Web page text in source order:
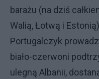
barażu (na dziś
Walią, Łotwą i
Portugalczyk
biało-czerwoni
ulegną Albanii,